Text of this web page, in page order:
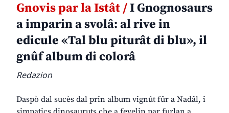
Gnovis par la Istât /I Gnognosaurs
a imparin a svolâ: al rive in
edicule «Tal blu piturât di blu», il
gnûf album di colorâ
Redazion
Daspò dal sucès dal prin album vignût fûr a Nadâl, i